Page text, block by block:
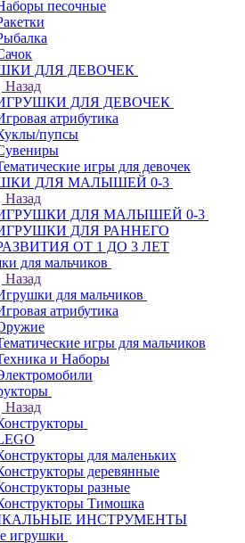
песочные
ДЛЯ ДЕВОЧЕК
Назад
ДЛЯ ДЕВОЧЕК
атрибутика
пупсы
игры для девочек
ДЛЯ МАЛЫШЕЙ 0-3
Назад
ДЛЯ МАЛЫШЕЙ 0-3
ДЛЯ РАННЕГО
ОТ 1 ДО 3 ЛЕТ
для мальчиков
Назад
для мальчиков
атрибутика
игры для мальчиков
и Наборы
Назад
для маленьких
деревянные
разные
Тимошка
ИНСТРУМЕНТЫ
игрушки